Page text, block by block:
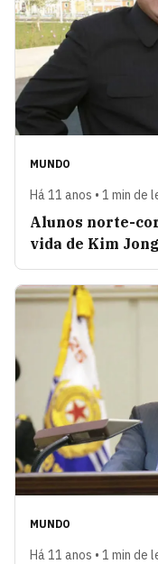
MUNDO
Há 11 anos • 1 min de
Alunos norte-
vida de Kim
MUNDO
Há 11 anos • 1 min de